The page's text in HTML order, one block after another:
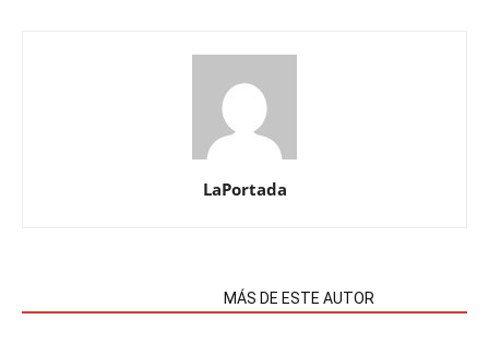
LaPortada
MÁS DE ESTE AUTOR